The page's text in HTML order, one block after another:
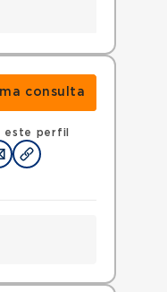
geral
consulta
este perfil